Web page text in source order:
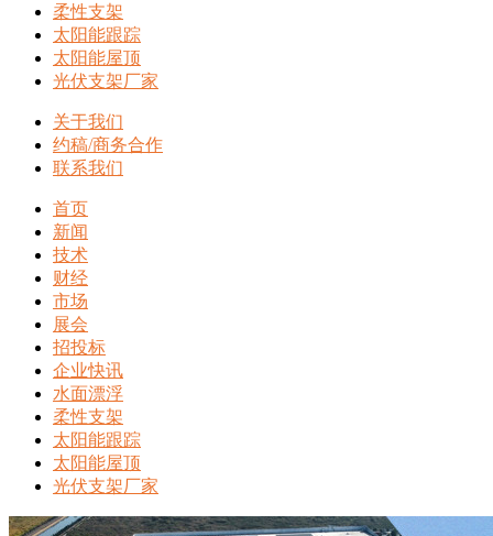
柔性支架
太阳能跟踪
太阳能屋顶
光伏支架厂家
关于我们
约稿/商务合作
联系我们
首页
新闻
技术
财经
市场
展会
招投标
企业快讯
水面漂浮
柔性支架
太阳能跟踪
太阳能屋顶
光伏支架厂家